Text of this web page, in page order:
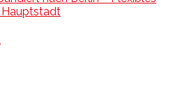
Hauptstadt